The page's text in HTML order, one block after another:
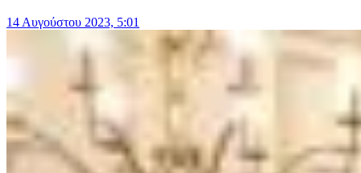
14 Αυγούστου 2023, 5:01